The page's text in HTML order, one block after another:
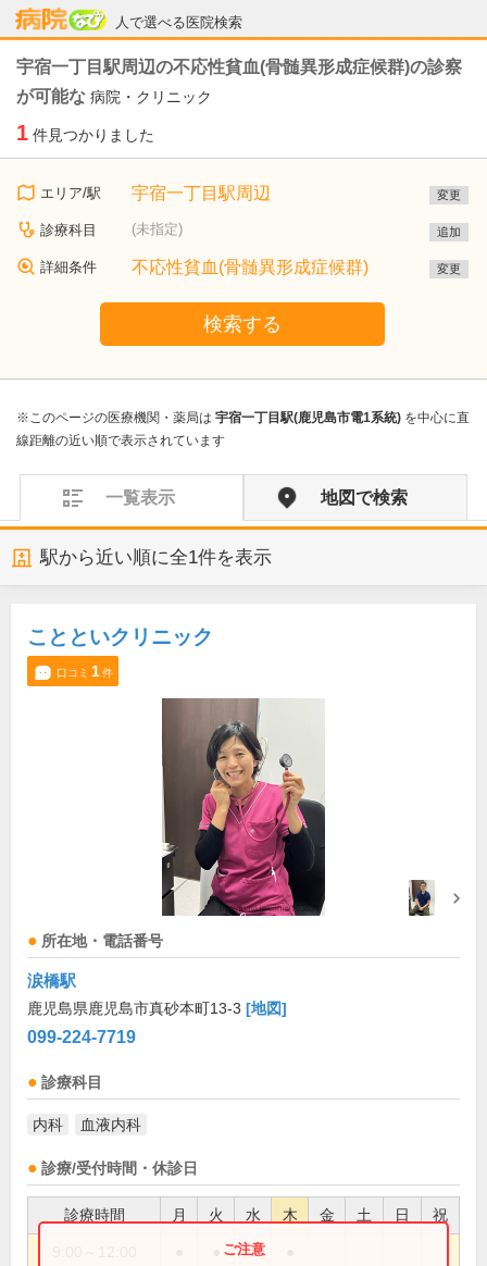
人で選べる医院検索
病院なび
宇宿一丁目駅周辺の不応性貧血(骨髄異形成症候群)の診察
が可能な 病院・クリニック
1 件見つかりました
エリア/駅 宇宿一丁目駅周辺 変更
診療科目 (未指定) 追加
詳細条件 不応性貧血(骨髄異形成症候群) 変更
検索する
※このページの医療機関・薬局は 宇宿一丁目駅(鹿児島市電1系統) を中心に直
線距離の近い順で表示されています
一覧表示 地図で検索
駅から近い順に全1件を表示
ことといクリニック
口コミ 1件
所在地・電話番号
涙橋駅
鹿児島県鹿児島市真砂本町13-3 [地図]
099-224-7719
診療科目
内科 血液内科
診療/受付時間・休診日
診療時間 月 火 水 木 金 土 日 祝
●